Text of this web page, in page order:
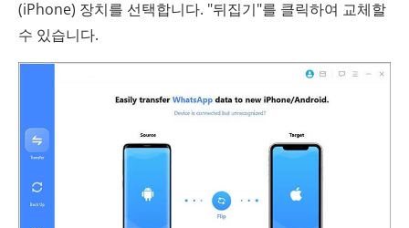
(iPhone) 장치를 선택합니다. "뒤집기"를 클릭하여 교체할
수 있습니다.